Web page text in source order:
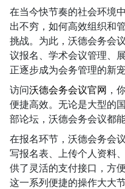
在当今快节奏的社会环境
出不穷，如何高效组织和
挑战。为此，沃德会务会
议报名、学术会议管理、
正逐步成为会务管理的新宠
访问沃德会务会议官网 ，
便捷高效。无论是大型的
部论坛，沃德会务会议都
在报名环节，沃德会务会
写报名表、上传个人资料
供了灵活的支付接口，方
这一系列便捷的操作大大